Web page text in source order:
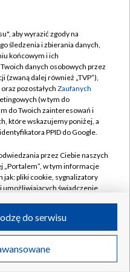
TVP
S.A. w likwidacji
aby wyrazić zgody na
śledzenia i zbierania danych,
końcowym i ich
danych osobowych przez
(zwaną dalej również „TVP”),
oraz pozostałych Zaufanych
(w tym do
do Twoich zainteresowań i
które wskazujemy poniżej, a
PPID do Google.
przez Ciebie naszych
„Portalem”, w tym informacje
jak: pliki cookie, sygnalizatory
umożliwiających świadczenie
przez Ciebie
jak adresy IP, identyfikatory
do serwisu